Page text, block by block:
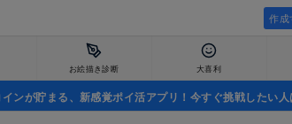
作成
お絵描き診断 大喜利
ンが貯まる、新感覚ポイ活アプリ！今すぐ挑戦したい人